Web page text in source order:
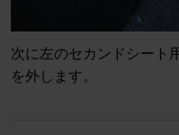
次に左のセカンドシート
を外します。